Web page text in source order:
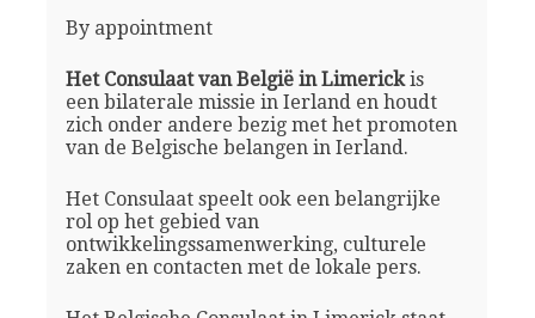
By appointment
Het Consulaat van België in Limerickis
een bilaterale missie in Ierland en houdt
zich onder andere bezig met het promoten
van de Belgische belangen in Ierland.
Het Consulaat speelt ook een belangrijke
rol op het gebied van
ontwikkelingssamenwerking, culturele
zaken en contacten met de lokale pers.